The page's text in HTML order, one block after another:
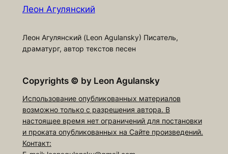
Леон Агулянский
Леон Агулянский (Leon Agulansky) Писатель,
драматург, автор текстов песен
Copyrights © by Leon Agulansky
Использование опубликованных материалов
возможно только с разрешения автора. В
настоящее время нет ограничений для постановки
и проката опубликованных на Сайте произведений.
Контакт: